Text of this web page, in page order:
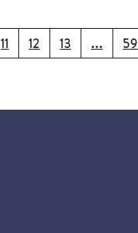
11 12 13 ...